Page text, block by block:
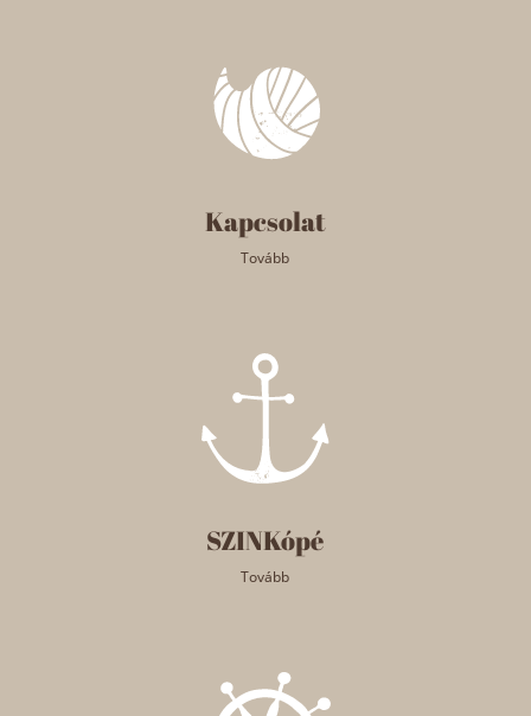
Kapcsolat
Tovább
SZINKópé
Tovább